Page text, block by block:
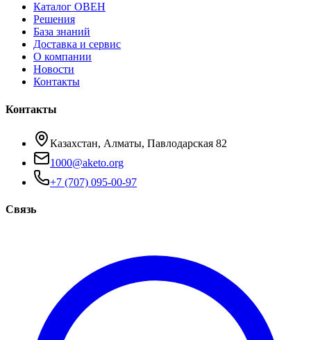
Каталог ОВЕН
Решения
База знаний
Доставка и сервис
О компании
Новости
Контакты
Контакты
Казахстан, Алматы, Павлодарская 82
1000@aketo.org
+7 (707) 095-00-97
Связь